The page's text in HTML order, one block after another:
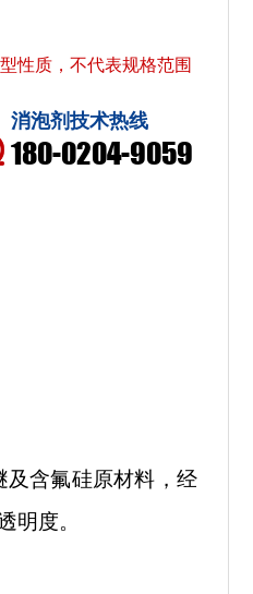
性质，不代表规格范围
消泡剂技术热线
180-0204-9059
及含氟硅原材料，经
明度。